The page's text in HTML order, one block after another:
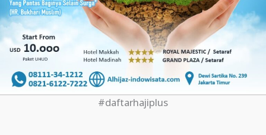
#daftarhajiplus